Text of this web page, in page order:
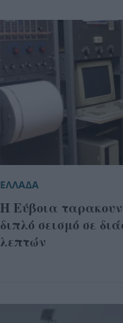
ΕΛΛΑΔΑ
Η Εύβοια
διπλό σεισμό σε
λεπτών